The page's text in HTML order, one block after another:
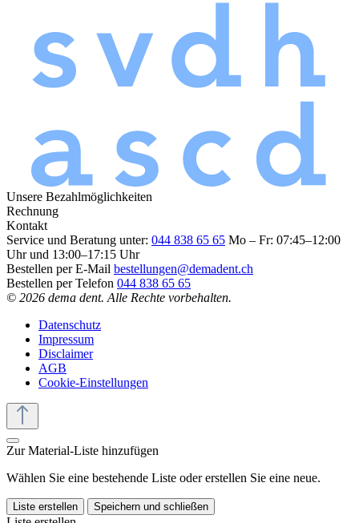
Unsere Bezahlmöglichkeiten
Rechnung
Kontakt
Service und Beratung unter: 044 838 65 65 Mo – Fr: 07:45–12:00
Uhr und 13:00–17:15 Uhr
Bestellen per E-Mail bestellungen@demadent.ch
Bestellen per Telefon 044 838 65 65
© 2026 dema dent. Alle Rechte vorbehalten.
Datenschutz
Impressum
Disclaimer
AGB
Cookie-Einstellungen
Zur Material-Liste hinzufügen
Wählen Sie eine bestehende Liste oder erstellen Sie eine neue.
Liste erstellen Speichern und schließen